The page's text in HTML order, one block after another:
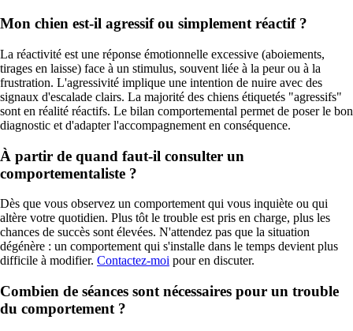
Mon chien est-il agressif ou simplement réactif ?
La réactivité est une réponse émotionnelle excessive (aboiements,
tirages en laisse) face à un stimulus, souvent liée à la peur ou à la
frustration. L'agressivité implique une intention de nuire avec des
signaux d'escalade clairs. La majorité des chiens étiquetés "agressifs"
sont en réalité réactifs. Le bilan comportemental permet de poser le bon
diagnostic et d'adapter l'accompagnement en conséquence.
À partir de quand faut-il consulter un
comportementaliste ?
Dès que vous observez un comportement qui vous inquiète ou qui
altère votre quotidien. Plus tôt le trouble est pris en charge, plus les
chances de succès sont élevées. N'attendez pas que la situation
dégénère : un comportement qui s'installe dans le temps devient plus
difficile à modifier. Contactez-moi pour en discuter.
Combien de séances sont nécessaires pour un trouble
du comportement ?